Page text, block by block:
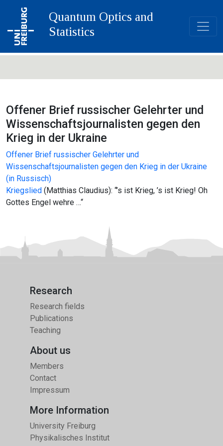
Quantum Optics and
Statistics
Offener Brief russischer Gelehrter und
Wissenschaftsjournalisten gegen den
Krieg in der Ukraine
Offener Brief russischer Gelehrter und
Wissenschaftsjournalisten gegen den Krieg in der Ukraine
(in Russisch):
Offener
Brief
Wissenschaftsjournalisten
Krieg
in
der
Ukraine
Kriegslied (Matthias Claudius): “’s ist Krieg, ’s ist Krieg! Oh
Gottes Engel wehre …“
Research
Research fields
Publications
Teaching
About us
Members
Contact
Impressum
More Information
University Freiburg
Physikalisches Institut